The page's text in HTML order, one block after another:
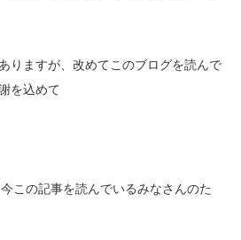
りますが、改めてこのブログを読んで
を込めて
この記事を読んでいるみなさんのた